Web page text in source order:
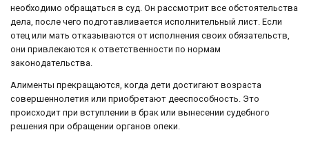
необходимо обращаться в суд. Он рассмотрит все обстоятельства
дела, после чего подготавливается исполнительный лист. Если
отец или мать отказываются от исполнения своих обязательств,
они привлекаются к ответственности по нормам
законодательства.
Алименты прекращаются, когда дети достигают возраста
совершеннолетия или приобретают дееспособность. Это
происходит при вступлении в брак или вынесении судебного
решения при обращении органов опеки.